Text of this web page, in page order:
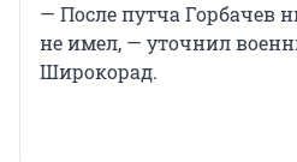
— После путча Горбачев
не имел, — уточнил
Широкорад.